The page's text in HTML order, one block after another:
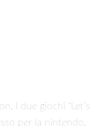
I due giochi “Let’s
per la nintendo.